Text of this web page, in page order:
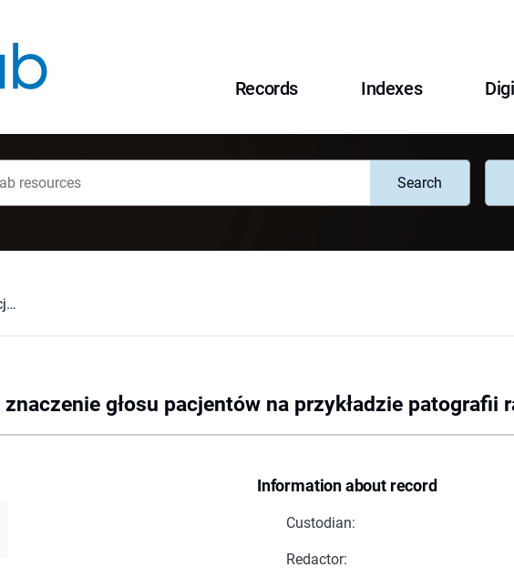
Records Indexes
Search
Społeczne i polityczne znaczenie głosu pacjentów na przykładzie patografii raka piersi
głosu pacjentów na przykładzie patografii
Information about record
Custodian:
Redactor: